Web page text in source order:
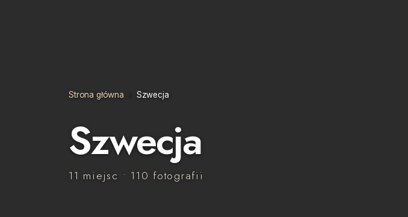
Strona główna Szwecja
Szwecja
11 miejsc • 110 fotografii